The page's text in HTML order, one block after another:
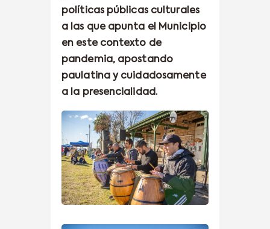
políticas públicas culturales
a las que apunta el Municipio
en este contexto de
pandemia, apostando
paulatina y cuidadosamente
a la presencialidad.